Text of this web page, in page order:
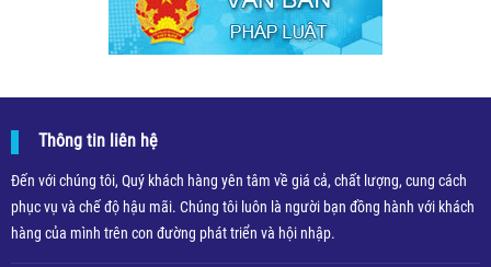
Thông tin liên hệ
Đến với chúng tôi, Quý khách hàng yên tâm về giá cả, chất lượng, cung cách
phục vụ và chế độ hậu mãi. Chúng tôi luôn là người bạn đồng hành với khách
hàng của mình trên con đường phát triển và hội nhập.